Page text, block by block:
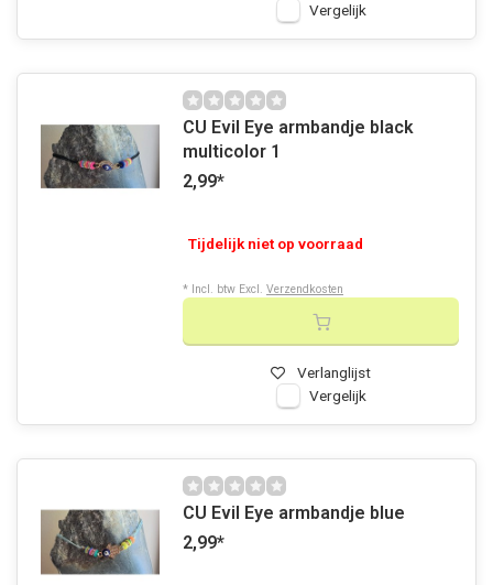
Vergelijk
CU Evil Eye armbandje black
multicolor 1
2,99*
Tijdelijk niet op voorraad
Verlanglijst
Vergelijk
* Incl. btw Excl. Verzendkosten
CU Evil Eye armbandje blue
2,99*